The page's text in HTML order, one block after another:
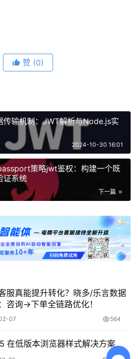
赞 (0)
传输机制：JWT解析与Node.js实
2024-10-30 16:01
策略jwt鉴权：构建一个既
证系统
下一篇
服真能提升转化？晓多/乐言数据
咨询→下单全链路优化！
07 564
在低版本浏览器样式解决方案